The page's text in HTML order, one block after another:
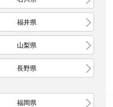
福井県
山梨県
長野県
福岡県